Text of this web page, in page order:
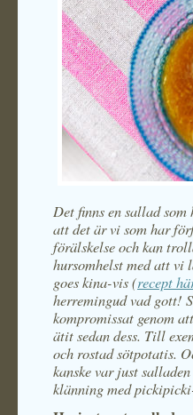
Det finns en sallad
att det är vi som har
förälskelse och kan
hursomhelst med att vi
goes kina-vis (recept
herremingud vad gott!
kompromissat genom
ätit sedan dess. Till
och rostad sötpotatis.
kanske var just
klänning med